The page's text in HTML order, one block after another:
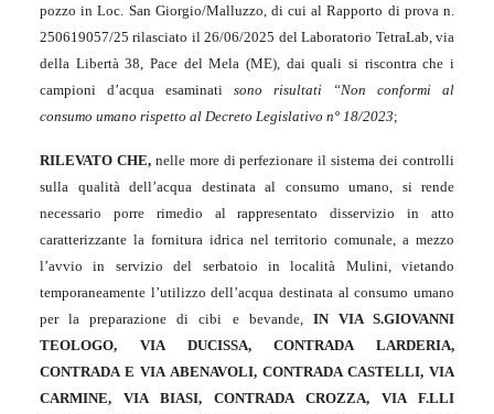
pozzo in Loc. San Giorgio/Malluzzo, di cui al Rapporto di prova n.
250619057/25 rilasciato il 26/06/2025 del Laboratorio TetraLab, via
della Libertà 38, Pace del Mela (ME), dai quali si riscontra che i
campioni d’acqua esaminati sono risultati “Non conformi al
consumo umano rispetto al Decreto Legislativo n° 18/2023;
RILEVATO CHE, nelle more di perfezionare il sistema dei controlli
sulla qualità dell’acqua destinata al consumo umano, si rende
necessario porre rimedio al rappresentato disservizio in atto
caratterizzante la fornitura idrica nel territorio comunale, a mezzo
l’avvio in servizio del serbatoio in località Mulini, vietando
temporaneamente l’utilizzo dell’acqua destinata al consumo umano
per la preparazione di cibi e bevande, IN VIA S.GIOVANNI
TEOLOGO, VIA DUCISSA, CONTRADA LARDERIA,
CONTRADA E VIA ABENAVOLI, CONTRADA CASTELLI, VIA
CARMINE, VIA BIASI, CONTRADA CROZZA, VIA F.LLI